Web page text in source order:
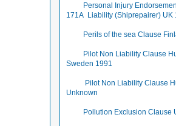
Personal Injury
171A Liability (Shiprepairer) UK
Perils of the sea Clause
Pilot Non Liability Clause
Sweden 1991
Pilot Non Liability Clause
Unknown
Pollution Exclusion Clause